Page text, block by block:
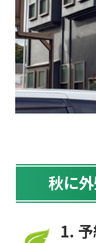
秋に
1.